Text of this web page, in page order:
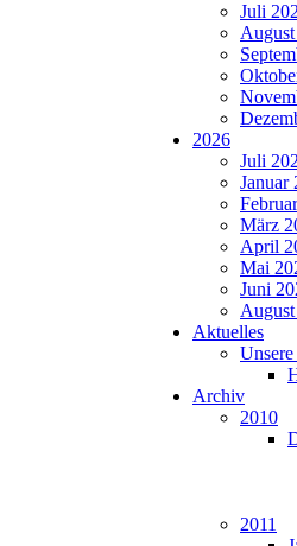
Juli
2026
Juli
Januar
März
April
Mai
Juni
Aktuelles
Archiv
2010
2011